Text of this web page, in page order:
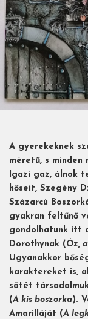
A gyerekeknek
méretű, s
Igazi gaz, álnok
hőseit, Szegény
Százarcú
gyakran feltűnő
gondolhatunk itt
Dorothynak ( Óz,
Ugyanakkor
karaktereket is,
sötét
(A kis boszorka).
Amarilláját (A